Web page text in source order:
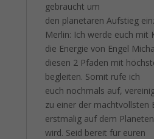
gebraucht um
den planetaren Aufstieg
Merlin: Ich werde euch mit
die Energie von Engel
diesen 2 Pfaden mit
begleiten. Somit rufe ich
euch nochmals auf,
zu einer der machtvollsten
erstmalig auf dem
wird. Seid bereit für euren